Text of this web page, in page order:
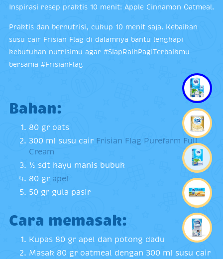
Inspirasi resep praktis 10 menit: Apple Cinnamon Oatmeal.
Praktis dan bernutrisi, cukup 10 menit saja. Kebaikan
susu cair Frisian Flag di dalamnya bantu lengkapi
kebutuhan nutrisimu agar #SiapRaihPagiTerbaikmu
bersama #FrisianFlag
Bahan:
80 gr oats
300 ml susu cair Frisian Flag Purefarm Full
Cream
½ sdt kayu manis bubuk
80 gr apel
50 gr gula pasir
Cara memasak:
Kupas 80 gr apel dan potong dadu
Masak 80 gr oatmeal dengan 300 ml susu cair